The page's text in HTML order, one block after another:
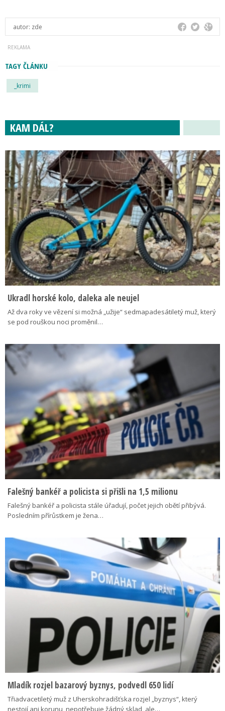
autor: zde
TAGY ČLÁNKU
_krimi
KAM DÁL?
Ukradl horské kolo, daleka ale neujel
Až dva roky ve vězení si možná „užije“ sedmapadesátiletý muž, který
se pod rouškou noci proměnil…
Falešný bankéř a policista si přišli na 1,5 milionu
Falešný bankéř a policista stále úřadují, počet jejich obětí přibývá.
Posledním přírůstkem je žena…
Mladík rozjel bazarový byznys, podvedl 650 lidí
Třiadvacetiletý muž z Uherskohradišťska rozjel „byznys“, který
nestojí ani korunu, nepotřebuje žádný sklad, ale…